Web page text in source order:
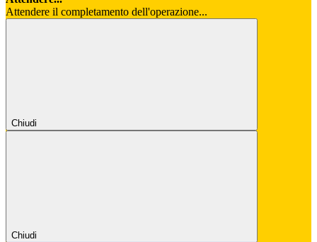
Attendere il completamento dell'operazione...
Chiudi
Chiudi